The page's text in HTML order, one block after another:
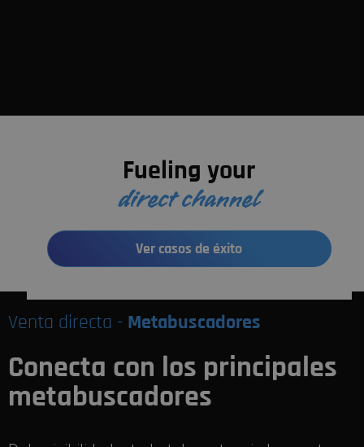
Fueling your
direct channel
Ver casos de éxito
Venta directa - Metabuscadores
Conecta con los principales
metabuscadores